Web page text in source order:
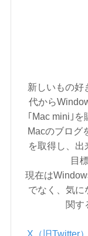
新しいもの好
代から
｢Mac mini｣
Macのブログ
を取得し、出
目
現在は
でなく、気に
関す
X（旧Twitter）